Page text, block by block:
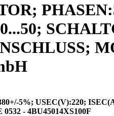
5%; USEC(V):220;
- 4BU45014XS100F